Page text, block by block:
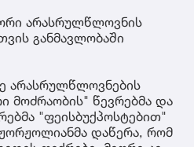
არასრულწლოვნის
განმავლობაში
არასრულწლოვნების
მოძრაობის" წევრებმა და
"ფეისბუქპოსტებით"
დაწერა, რომ